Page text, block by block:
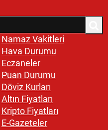
Namaz Vakitleri
Hava Durumu
Eczaneler
Puan Durumu
Döviz Kurları
Altın Fiyatları
Kripto Fiyatları
E-Gazeteler